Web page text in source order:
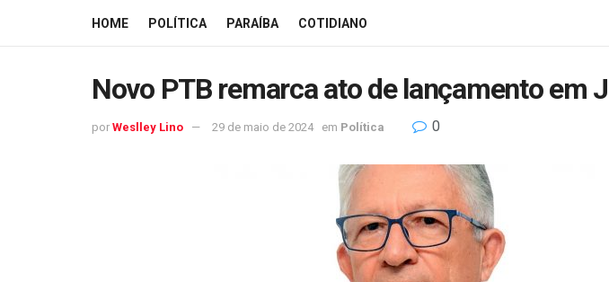
HOME POLÍTICA PARAÍBA COTIDIANO
Novo PTB remarca ato de lançamento em
por Weslley Lino 29 de maio de 2024 em Política 0